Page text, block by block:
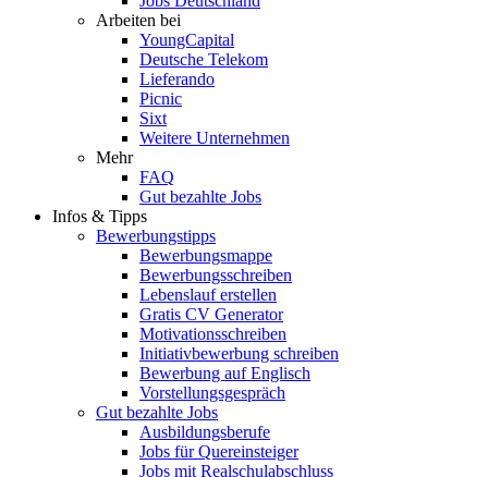
Arbeiten bei
YoungCapital
Deutsche Telekom
Lieferando
Picnic
Sixt
Weitere Unternehmen
Mehr
FAQ
Gut bezahlte Jobs
Infos & Tipps
Bewerbungstipps
Bewerbungsmappe
Bewerbungsschreiben
Lebenslauf erstellen
Gratis CV Generator
Motivationsschreiben
Initiativbewerbung schreiben
Bewerbung auf Englisch
Vorstellungsgespräch
Gut bezahlte Jobs
Ausbildungsberufe
Jobs für Quereinsteiger
Jobs mit Realschulabschluss